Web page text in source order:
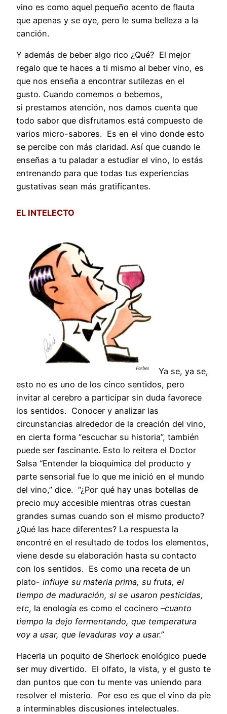
vino es como aquel pequeño acento de flauta
que apenas y se oye, pero le suma belleza a la
canción.
Y además de beber algo rico ¿Qué? El mejor
regalo que te haces a ti mismo al beber vino, es
que nos enseña a encontrar sutilezas en el
gusto. Cuando comemos o bebemos,
si prestamos atención, nos damos cuenta que
todo sabor que disfrutamos está compuesto de
varios micro-sabores. Es en el vino donde esto
se percibe con más claridad. Así que cuando le
enseñas a tu paladar a estudiar el vino, lo estás
entrenando para que todas tus experiencias
gustativas sean más gratificantes.
EL INTELECTO
Ya se, ya se,
esto no es uno de los cinco sentidos, pero
invitar al cerebro a participar sin duda favorece
los sentidos. Conocer y analizar las
circunstancias alrededor de la creación del vino,
en cierta forma “escuchar su historia”, también
puede ser fascinante. Esto lo reitera el Doctor
Salsa “Entender la bioquímica del producto y
parte sensorial fue lo que me inició en el mundo
del vino,” dice. “¿Por qué hay unas botellas de
precio muy accesible mientras otras cuestan
grandes sumas cuando son el mismo producto?
¿Qué las hace diferentes? La respuesta la
encontré en el resultado de todos los elementos,
viene desde su elaboración hasta su contacto
con los sentidos. Es como una receta de un
plato- influye su materia prima, su fruta, el
tiempo de maduración, si se usaron pesticidas,
etc, la enología es como el cocinero –cuanto
tiempo la dejo fermentando, que temperatura
voy a usar, que levaduras voy a usar.”
Hacerla un poquito de Sherlock enológico puede
ser muy divertido. El olfato, la vista, y el gusto te
dan puntos que con tu mente vas uniendo para
resolver el misterio. Por eso es que el vino da pie
a interminables discusiones intelectuales.